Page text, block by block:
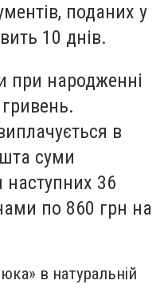
поданих у
10 днів.
при народженні
в
суми
наступних 36
по 860 грн на
в натуральній